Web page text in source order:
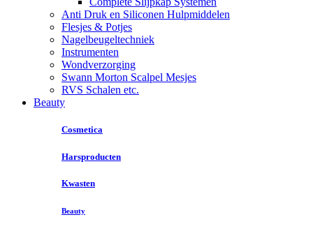
Anti Druk en Siliconen Hulpmiddelen
Flesjes & Potjes
Nagelbeugeltechniek
Instrumenten
Wondverzorging
Swann Morton Scalpel Mesjes
RVS Schalen etc.
Beauty
Cosmetica
Harsproducten
Kwasten
Beauty